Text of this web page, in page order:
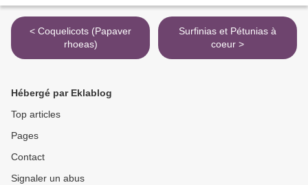
< Coquelicots (Papaver
rhoeas)
Surfinias et Pétunias à
coeur >
Hébergé par Eklablog
Top articles
Pages
Contact
Signaler un abus